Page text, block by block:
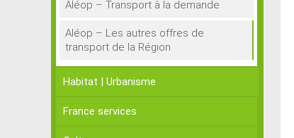
Aléop – Transport à la demande
Aléop – Les autres offres de
transport de la Région
Habitat | Urbanisme
France services